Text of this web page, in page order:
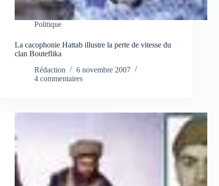
Politique
La cacophonie Hattab illustre la perte de vitesse du
clan Bouteflika
Rédaction
6 novembre 2007
4 commentaires